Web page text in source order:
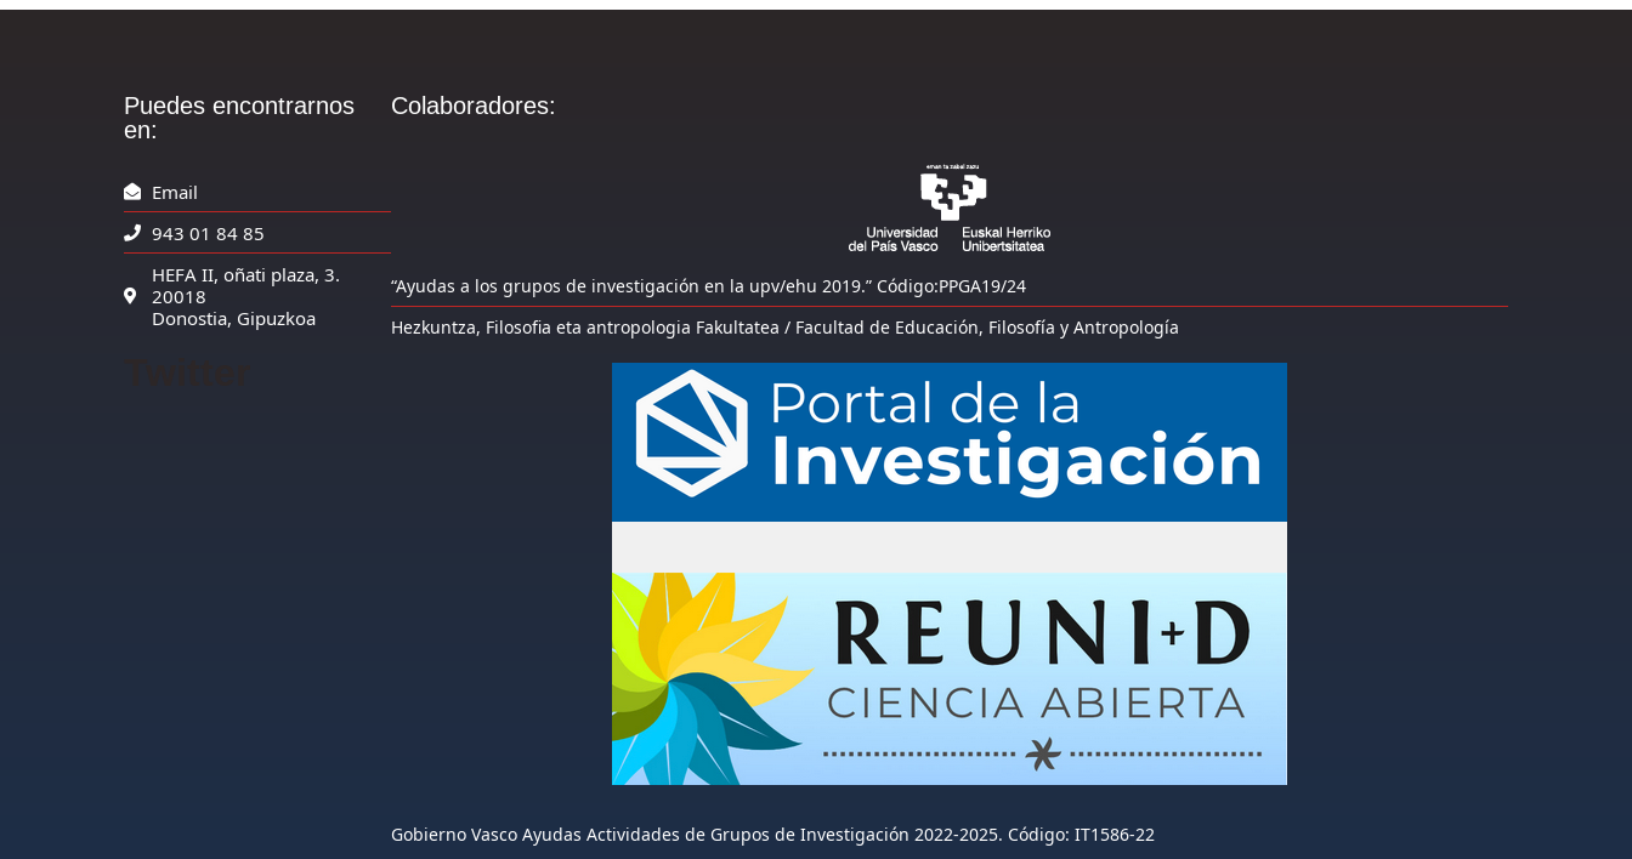
Puedes encontrarnos
en:
Email
943 01 84 85
HEFA II, oñati plaza, 3.
20018
Donostia, Gipuzkoa
Colaboradores:
“Ayudas a los grupos de investigación en la upv/ehu 2019.” Código:PPGA19/24
Hezkuntza, Filosofia eta antropologia Fakultatea / Facultad de Educación, Filosofía y Antropología
Gobierno Vasco Ayudas Actividades de Grupos de Investigación 2022-2025. Código: IT1586-22